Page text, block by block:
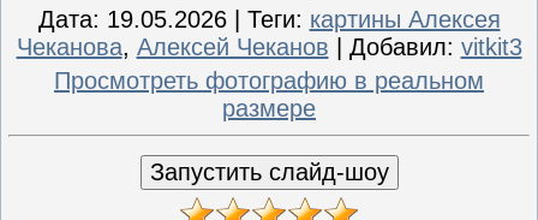
Дата: 19.05.2026 | Теги: картины Алексея
Чеканова, Алексей Чеканов Добавил: vitkit3
Просмотреть фотографию в реальном
размере